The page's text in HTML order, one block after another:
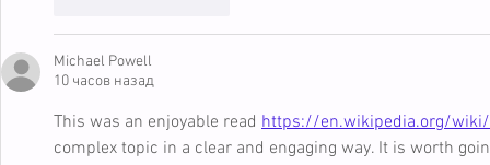
Michael Powell
10 часов назад
This was an enjoyable read https://en.wikipedia.org/wiki/
complex topic in a clear and engaging way. It is worth